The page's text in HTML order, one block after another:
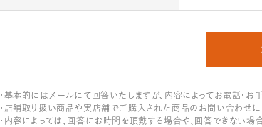
・基本的にはメールにて回答いたしますが、内容によってお電話・お
・店舗取り扱い商品や実店舗でご購入された商品のお問い合わせ
・内容によっては、回答にお時間を頂戴する場合や、回答できない場